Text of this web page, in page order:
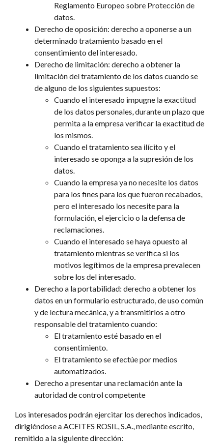
Reglamento Europeo sobre Protección de
datos.
Derecho de oposición: derecho a oponerse a un
determinado tratamiento basado en el
consentimiento del interesado.
Derecho de limitación: derecho a obtener la
limitación del tratamiento de los datos cuando se
de alguno de los siguientes supuestos:
Cuando el interesado impugne la exactitud
de los datos personales, durante un plazo que
permita a la empresa verificar la exactitud de
los mismos.
Cuando el tratamiento sea ilícito y el
interesado se oponga a la supresión de los
datos.
Cuando la empresa ya no necesite los datos
para los fines para los que fueron recabados,
pero el interesado los necesite para la
formulación, el ejercicio o la defensa de
reclamaciones.
Cuando el interesado se haya opuesto al
tratamiento mientras se verifica si los
motivos legítimos de la empresa prevalecen
sobre los del interesado.
Derecho a la portabilidad: derecho a obtener los
datos en un formulario estructurado, de uso común
y de lectura mecánica, y a transmitirlos a otro
responsable del tratamiento cuando:
El tratamiento esté basado en el
consentimiento.
El tratamiento se efectúe por medios
automatizados.
Derecho a presentar una reclamación ante la
autoridad de control competente
Los interesados podrán ejercitar los derechos indicados,
dirigiéndose a ACEITES ROSIL, S.A., mediante escrito,
remitido a la siguiente dirección: